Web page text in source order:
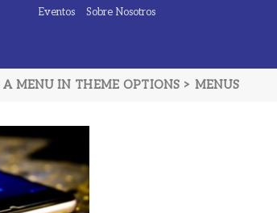
Eventos Sobre Nosotros
A MENU IN THEME OPTIONS > MENUS